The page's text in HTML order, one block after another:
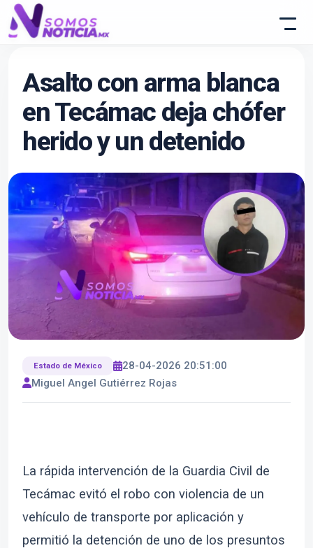
Asalto con arma blanca
en Tecámac deja chófer
herido y un detenido
Estado de México
28-04-2026 20:51:00
Miguel Angel Gutiérrez Rojas
La rápida intervención de la Guardia Civil de
Tecámac evitó el robo con violencia de un
vehículo de transporte por aplicación y
permitió la detención de uno de los presuntos